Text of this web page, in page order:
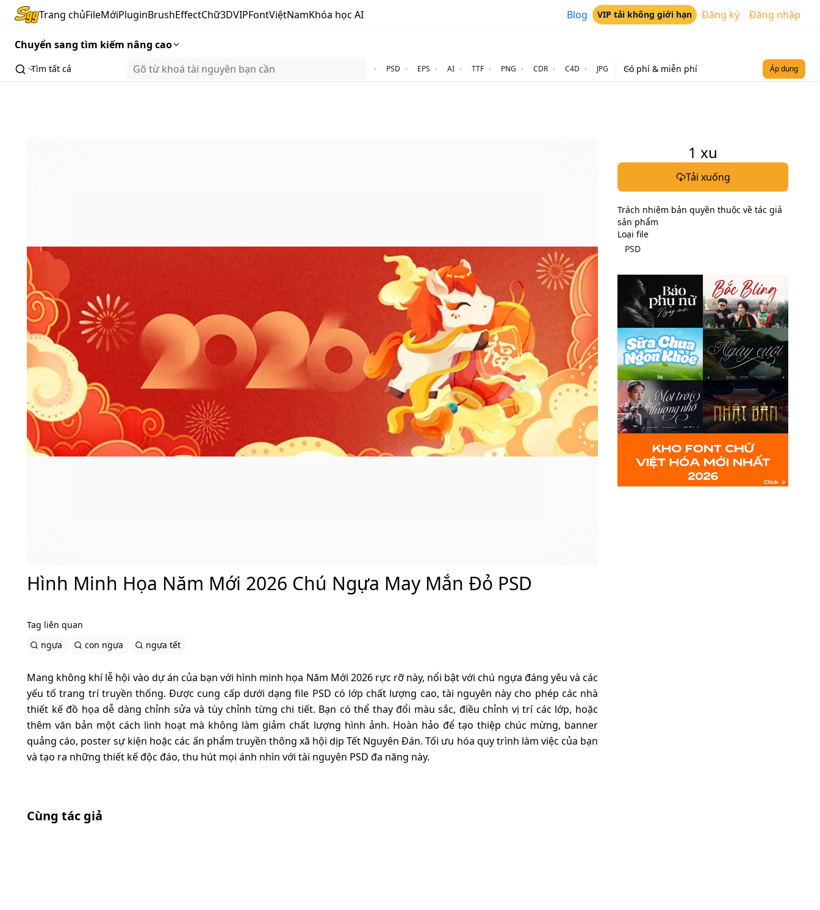
Trang chủFileMớiPluginBrushEffectChữ3DVIPFontViệtNamKhóa học AI Blog VIP tải không giới hạn Đăng ký Đăng nhập
Chuyển sang tìm kiếm nâng cao
Tìm tất cả PSD EPS AI TTF PNG CDR C4D JPG Có phí & miễn phí Áp dụng
Hình Minh Họa Năm Mới 2026 Chú Ngựa May Mắn Đỏ PSD
Tag liên quan
ngựa
con ngựa ngựa tết
Mang không khí lễ hội vào dự án của bạn với hình minh họa Năm Mới 2026 rực rỡ này, nổi bật với chú ngựa đáng yêu và các
yếu tố trang trí truyền thống. Được cung cấp dưới dạng file PSD có lớp chất lượng cao, tài nguyên này cho phép các nhà
thiết kế đồ họa dễ dàng chỉnh sửa và tùy chỉnh từng chi tiết. Bạn có thể thay đổi màu sắc, điều chỉnh vị trí các lớp, hoặc
thêm văn bản một cách linh hoạt mà không làm giảm chất lượng hình ảnh. Hoàn hảo để tạo thiệp chúc mừng, banner
quảng cáo, poster sự kiện hoặc các ấn phẩm truyền thông xã hội dịp Tết Nguyên Đán. Tối ưu hóa quy trình làm việc của bạn
và tạo ra những thiết kế độc đáo, thu hút mọi ánh nhìn với tài nguyên PSD đa năng này.
1 xu
Tải xuống
Trách nhiệm bản quyền thuộc về tác giả
sản phẩm
Loại file
PSD
Cùng tác giả